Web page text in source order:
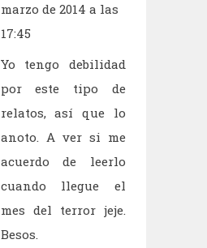
marzo de 2014 a las
17:45
Yo tengo debilidad
por este tipo de
relatos, así que lo
anoto. A ver si me
acuerdo de leerlo
cuando llegue el
mes del terror jeje.
Besos.